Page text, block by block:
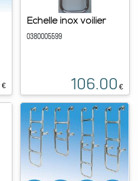
€
Echelle inox voilier
0380005599
106.00 €